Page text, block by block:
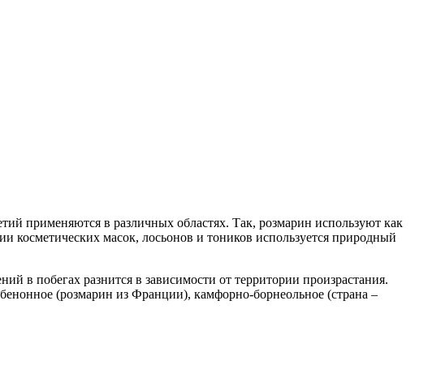
применяются в различных областях. Так, розмарин используют как
масок, лосьонов и тоников используется природный
в побегах разнится в зависимости от территории произрастания.
(розмарин из Франции), камфорно-борнеольное (страна –